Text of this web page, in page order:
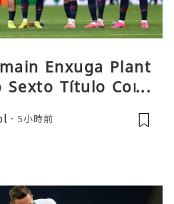
Enxuga Plant
Sexto Título Cons
5小時前